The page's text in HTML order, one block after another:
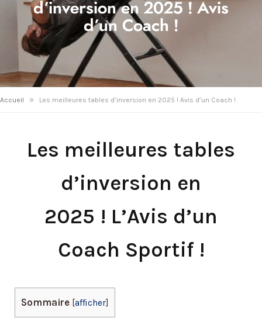
d’inversion en 2025 ! Avis
d’un Coach !
Accueil » Les meilleures tables d’inversion en 2025 ! Avis d’un Coach !
Les meilleures tables
d’inversion en
2025 ! L’Avis d’un
Coach Sportif !
Sommaire [afficher]